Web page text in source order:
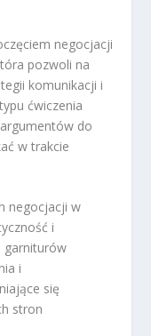
negocjacji
pozwoli na
komunikacji i
ćwiczenia
do
w trakcie
negocjacji w
i
garniturów
i
się
stron